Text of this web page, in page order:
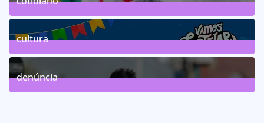
46Posts
cultura
63Posts
denúncia